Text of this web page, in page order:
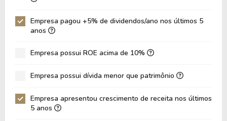
Dívida Líquida / Ebitda
Dívida Líquida / Ebit
5,07
5,05
Patrimônio / Ativos
0,23
Passivos / Ativos
0,75
CAGR Receitas 5 anos
Empresa pagou +5% de dividendos/ano nos últimos 5
anos
Empresa possui ROE acima de 10%
Empresa possui dívida menor que patrimônio
Empresa apresentou crescimento de receita nos últimos
5 anos